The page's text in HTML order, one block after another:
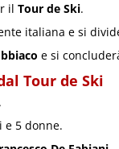
il Tour de Ski.
italiana e si
e si
Tour de Ski
.
e 5 donne.